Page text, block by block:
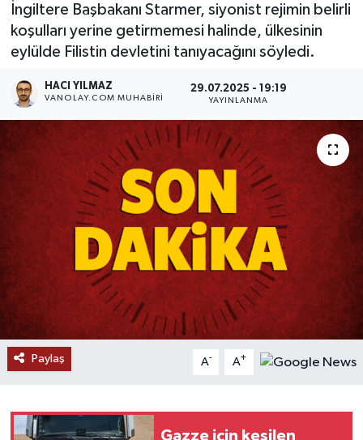
İngiltere Başbakanı Starmer, siyonist rejimin belirli
koşulları yerine getirmemesi halinde, ülkesinin
eylülde Filistin devletini tanıyacağını söyledi.
HACI YILMAZ
VANOLAY.COM MUHABIRI
29.07.2025 - 19:19
YAYINLANMA
Paylaş A- A+
Gazze için kesilen
Dünya
RESMİ İLANLAR
Tüm Manşetler
Haber Arşivi